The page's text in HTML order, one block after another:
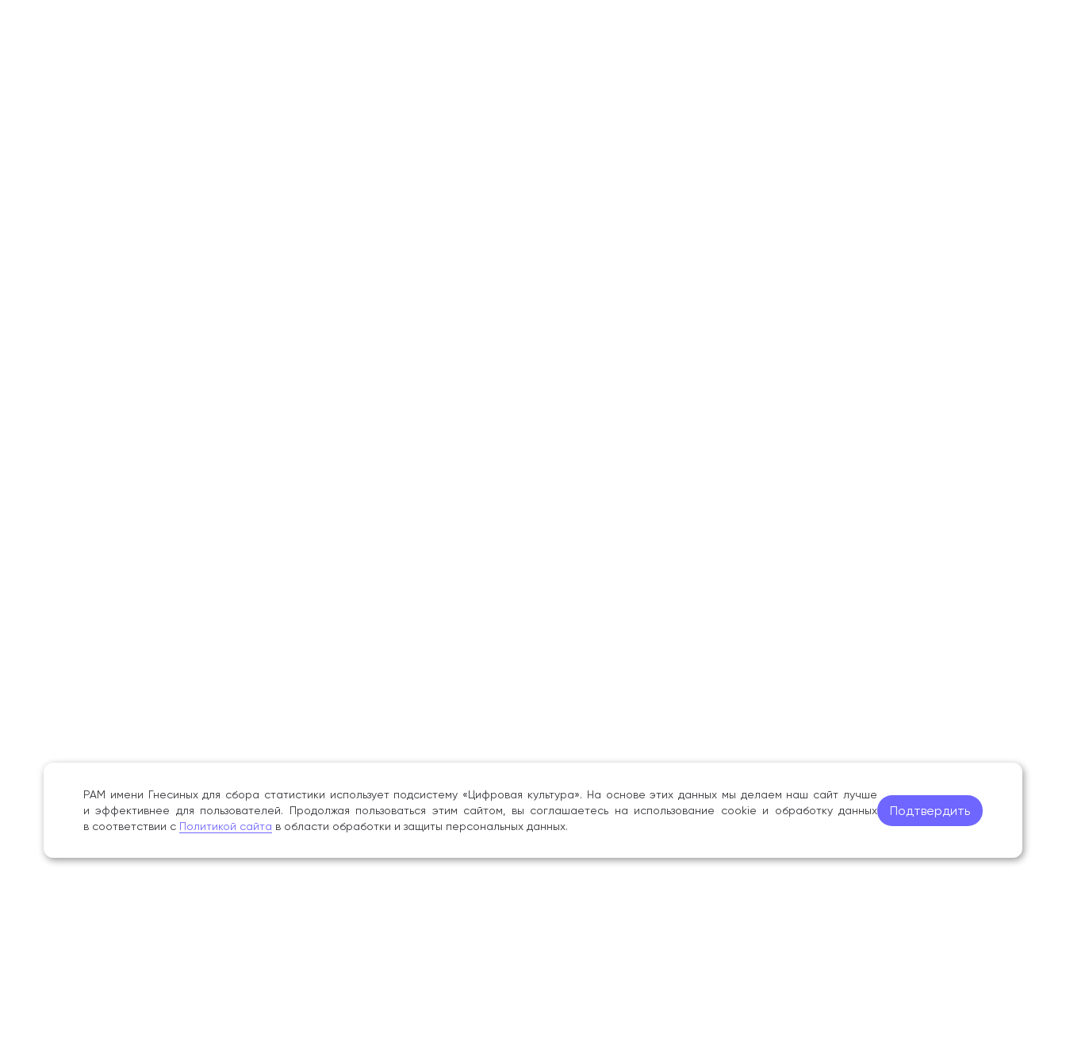
РАМ имени Гнесиных для сбора статистики использует подсистему «Цифровая культура». На основе этих данных мы делаем наш сайт лучше
и эффективнее для пользователей. Продолжая пользоваться этим сайтом, вы соглашаетесь на использование cookie и обработку данных
в соответствии с Политикой сайта в области обработки и защиты персональных данных.
Подтвердить